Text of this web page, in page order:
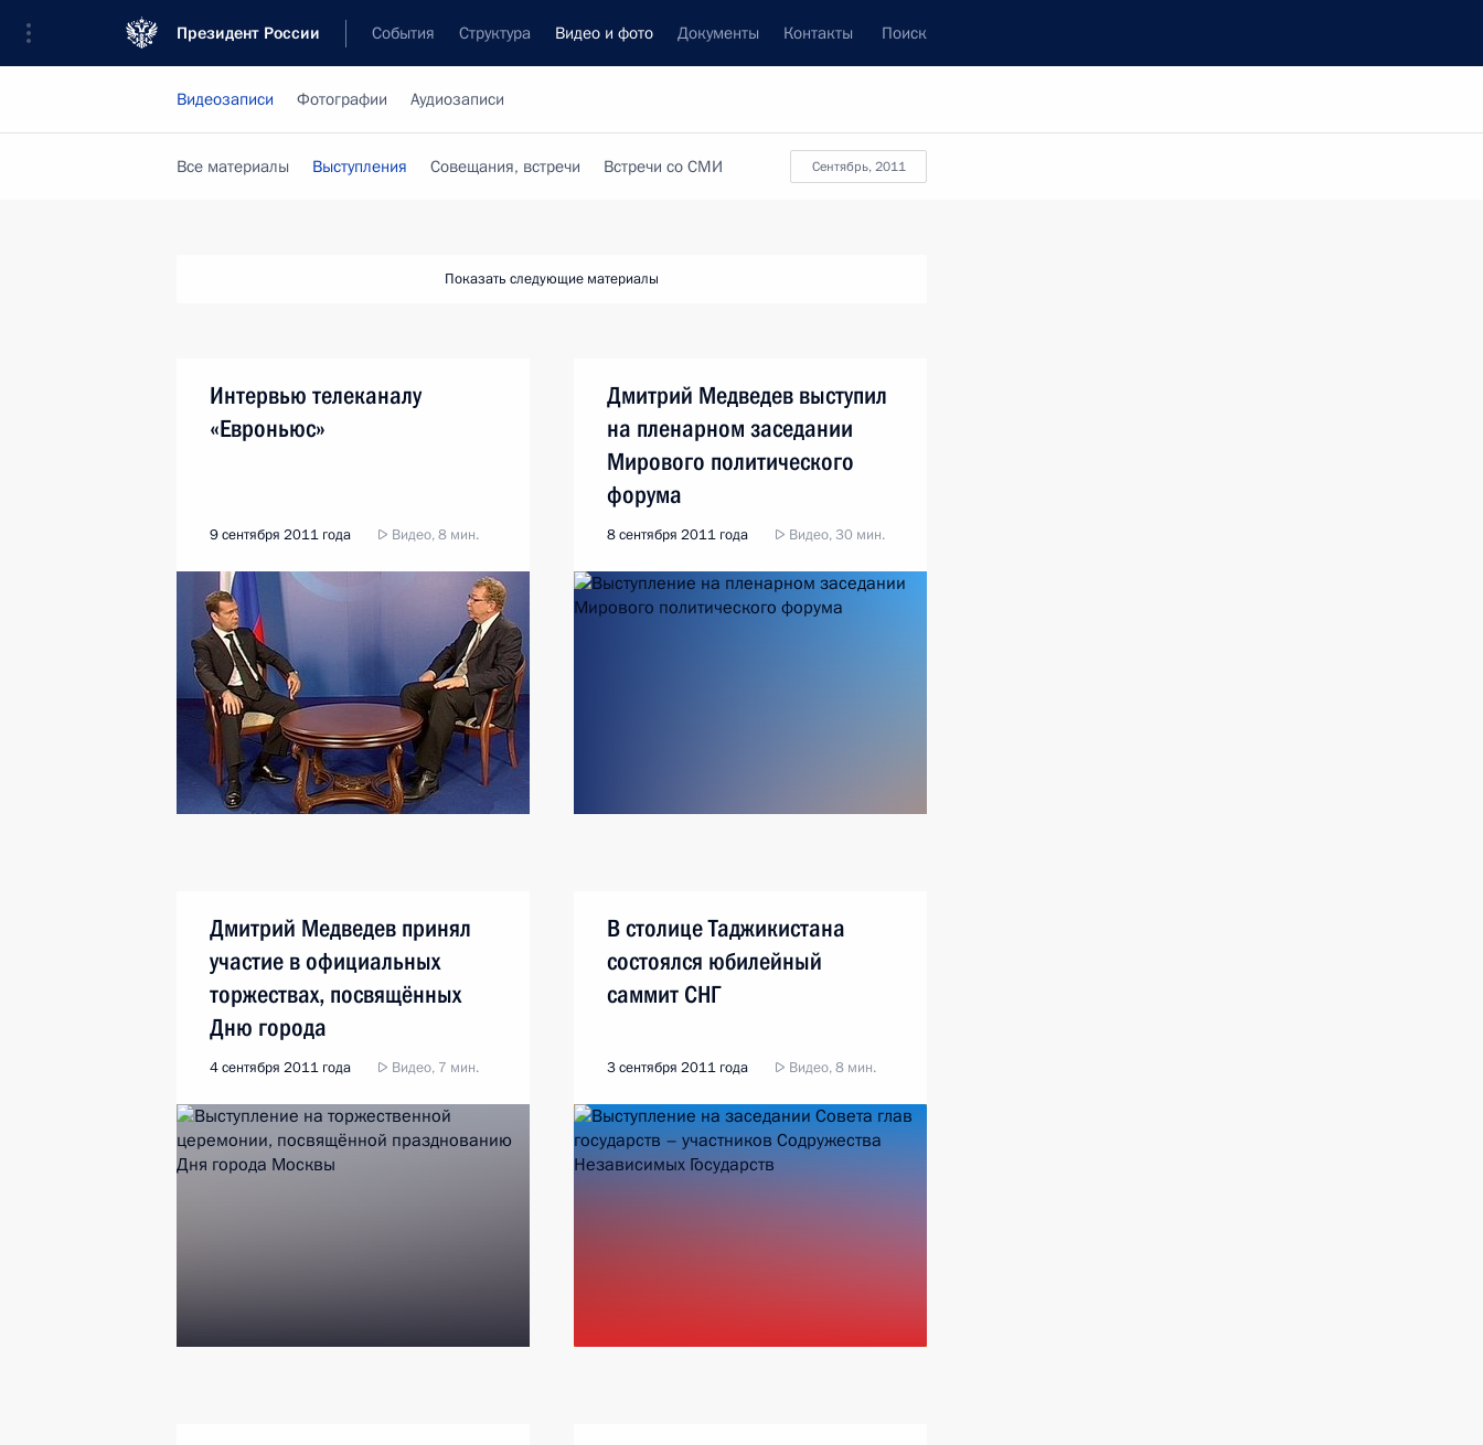
Президент России События Структура Видео и фото Документы Контакты Поиск
Видеозаписи Фотографии Аудиозаписи
сентябрь, 2011
Все материалы Выступления Совещания, встречи Встречи со СМИ
Показать следующие материалы
Интервью телеканалу
«Евроньюс»
9 сентября 2011 года Видео, 8 мин.
Дмитрий Медведев выступил
на пленарном заседании
Мирового политического
форума
8 сентября 2011 года Видео, 30 мин.
Дмитрий Медведев принял
участие в официальных
торжествах, посвящённых
Дню города
4 сентября 2011 года Видео, 7 мин.
В столице Таджикистана
состоялся юбилейный
саммит СНГ
3 сентября 2011 года Видео, 8 мин.